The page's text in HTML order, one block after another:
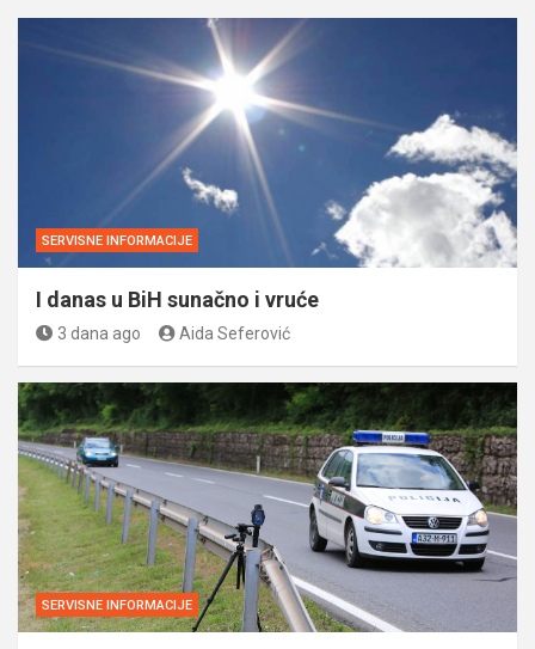
SERVISNE INFORMACIJE
I danas u BiH sunačno i vruće
3 dana ago Aida Seferović
SERVISNE INFORMACIJE